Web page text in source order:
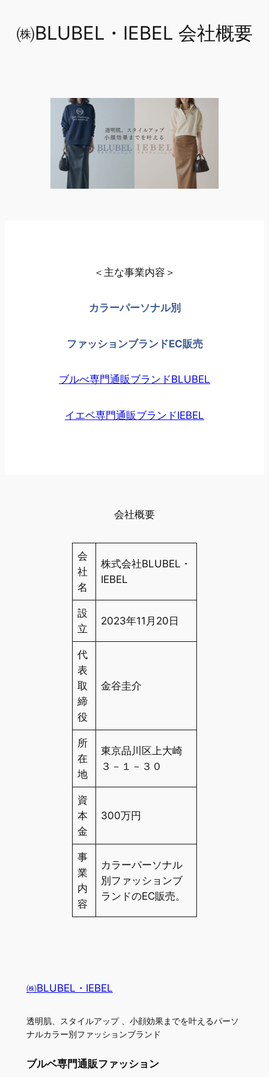
㈱BLUBEL・IEBEL 会社概要
＜主な事業内容＞
カラーパーソナル別
ファッションブランドEC販売
ブルべ専門通販ブランドBLUBEL
イエベ専門通販ブランドIEBEL
会社概要
会
社
名
株式会社BLUBEL・
IEBEL
設
立
2023年11月20日
代
表
取
締
役
金谷圭介
所
在
地
東京品川区上大崎
３－１－３０
資
本
金
300万円
事
業
内
容
カラーパーソナル
別ファッションブ
ランドのEC販売。
㈱BLUBEL・IEBEL
透明肌、スタイルアップ 、小顔効果までを叶えるパーソ
ナルカラー別ファッションブランド
ブルベ専門通販ファッション